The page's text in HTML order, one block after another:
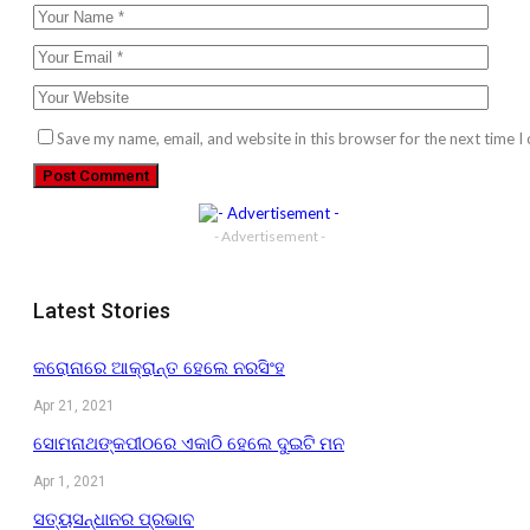
Save my name, email, and website in this browser for the next time I
- Advertisement -
Latest Stories
କରୋନାରେ ଆକ୍ରାନ୍ତ ହେଲେ ନରସିଂହ
Apr 21, 2021
ସୋମନାଥଙ୍କପୀଠରେ ଏକାଠି ହେଲେ ଦୁଇଟି ମନ
Apr 1, 2021
ସତ୍ୟସନ୍ଧାନର ପ୍ରଭାବ